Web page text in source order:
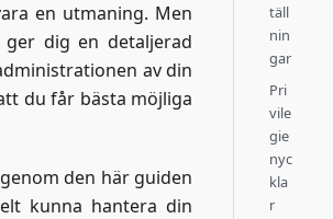
en utmaning. Men
dig en detaljerad
av din
du får bästa möjliga
den här guiden
kunna hantera din
täll
nin
gar
Pri
vile
gie
nyc
kla
r